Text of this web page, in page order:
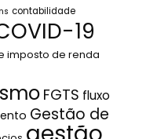
contabilidade
19
imposto de renda
FGTS fluxo
Gestão de